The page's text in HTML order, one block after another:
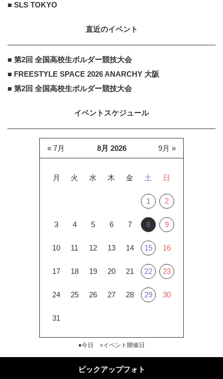
■ SLS TOKYO
直近のイベント
■ 第2回 全国高校生ボルダー競技大会
■ FREESTYLE SPACE 2026 ANARCHY 大阪
■ 第2回 全国高校生ボルダー競技大会
イベントスケジュール
8月 2026
月 火 水 木 金 土 日
1 2
3 4 5 6 7 8 9
10 11 12 13 14 15 16
17 18 19 20 21 22 23
24 25 26 27 28 29 30
31
« 7月 9月 »
●今日 ○イベント開催日
ピックアップフォト